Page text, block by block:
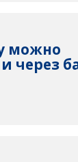
можно
через